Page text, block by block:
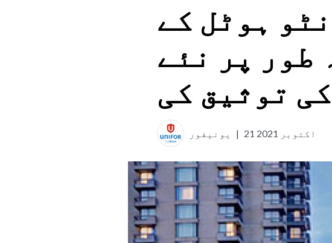
ہوٹل کے
طور پر نئے
توثیق کی
یونیفور | 21 اکتوبر 2021